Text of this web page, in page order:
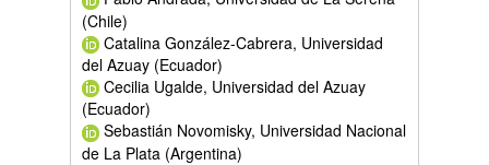
(Chile)
Catalina González-Cabrera, Universidad
del Azuay (Ecuador)
Cecilia Ugalde, Universidad del Azuay
(Ecuador)
Sebastián Novomisky, Universidad Nacional
de La Plata (Argentina)